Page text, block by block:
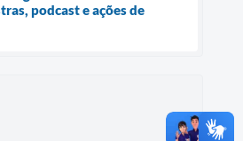
podcast e ações de